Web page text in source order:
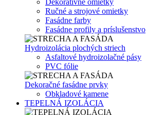
Dekoratívne omietky
Ručné a strojové omietky
Fasádne farby
Fasádne profily a príslušenstvo
Hydroizolácia plochých striech
Asfaltové hydroizolačné pásy
PVC fólie
Dekoračné fasádne prvky
Obkladové kamene
TEPELNÁ IZOLÁCIA